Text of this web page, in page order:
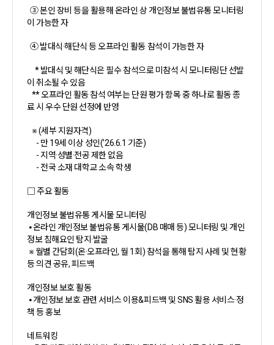
③ 본인 장비 등을 활용해 온라인 상 개인정보 불법유통 모니터링
이 가능한 자
④ 발대식·해단식 등 오프라인 활동 참석이 가능한 자
* 발대식 및 해단식은 필수 참석으로 미참석 시 모니터링단 선발
이 취소될 수 있음
** 오프라인 활동 참석 여부는 단원 평가 항목 중 하나로 활동 종
료 시 우수 단원 선정에 반영
※ (세부 지원자격)
- 만 19세 이상 성인(’26.6.1 기준)
- 지역·성별·전공 제한 없음
- 전국 소재 대학교 소속 학생
□ 주요 활동
개인정보 불법유통 게시물 모니터링
⦁ 온라인 개인정보 불법유통 게시물(DB 매매 등) 모니터링 및 개인
정보 침해요인 탐지·발굴
※ 월별 간담회(온·오프라인, 월 1회) 참석을 통해 탐지 사례 및 현황
등 의견 공유, 피드백
개인정보 보호 활동
⦁ 개인정보 보호 관련 서비스 이용&피드백 및 SNS 활용 서비스·정
책 등 홍보
네트워킹